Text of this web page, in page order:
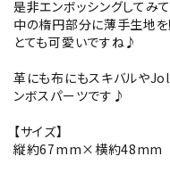
是非エンボッシングしてみ
中の楕円部分に薄手生地を
とても可愛いですね♪
革にも布にもスキバルや
ンボスパーツです♪
【サイズ】
縦約67mm×横約48mm